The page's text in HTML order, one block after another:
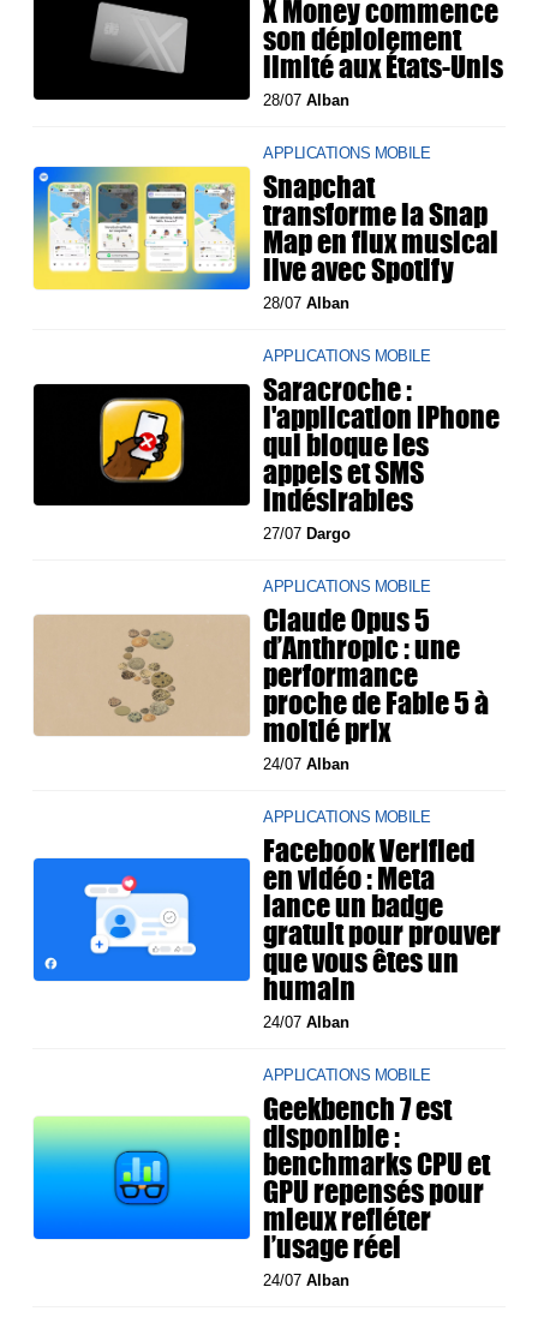
X Money commence
son déploiement
limité aux États-Unis
28/07Alban
APPLICATIONS MOBILE
Snapchat
transforme la Snap
Map en flux musical
live avec Spotify
28/07Alban
APPLICATIONS MOBILE
Saracroche :
l'application iPhone
qui bloque les
appels et SMS
indésirables
27/07 Dargo
APPLICATIONS MOBILE
Claude Opus 5
d’Anthropic : une
performance
proche de Fable 5 à
moitié prix
24/07Alban
APPLICATIONS MOBILE
Facebook Verified
en vidéo : Meta
lance un badge
gratuit pour prouver
que vous êtes un
humain
24/07Alban
APPLICATIONS MOBILE
Geekbench 7 est
disponible :
benchmarks CPU et
GPU repensés pour
mieux refléter
l’usage réel
24/07Alban